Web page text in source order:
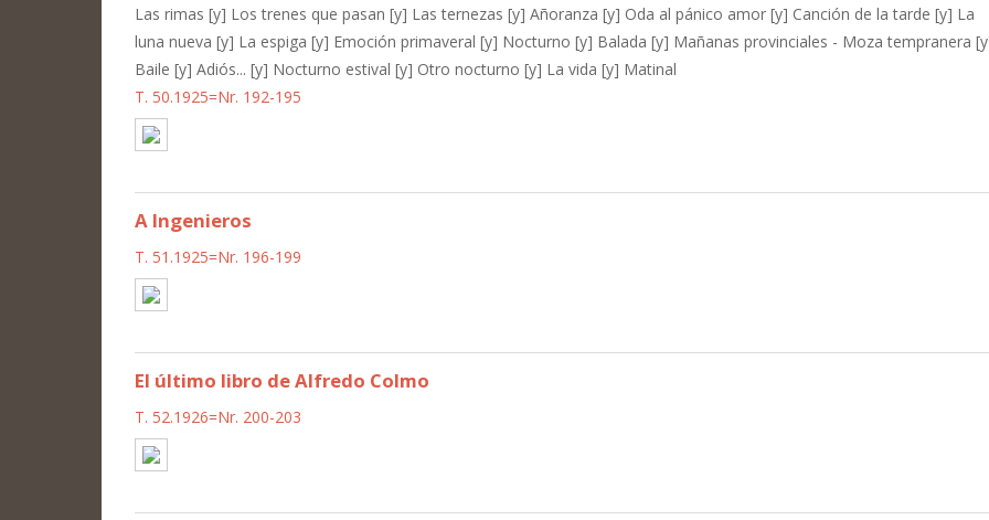
Las rimas [y] Los trenes que pasan [y] Las ternezas [y] Añoranza [y] Oda al pánico amor [y] Canción de la tarde [y] La
luna nueva [y] La espiga [y] Emoción primaveral [y] Nocturno [y] Balada [y] Mañanas provinciales - Moza tempranera
Baile [y] Adiós... [y] Nocturno estival [y] Otro nocturno [y] La vida [y] Matinal
T. 50.1925=Nr. 192-195
A Ingenieros
T. 51.1925=Nr. 196-199
El último libro de Alfredo Colmo
T. 52.1926=Nr. 200-203